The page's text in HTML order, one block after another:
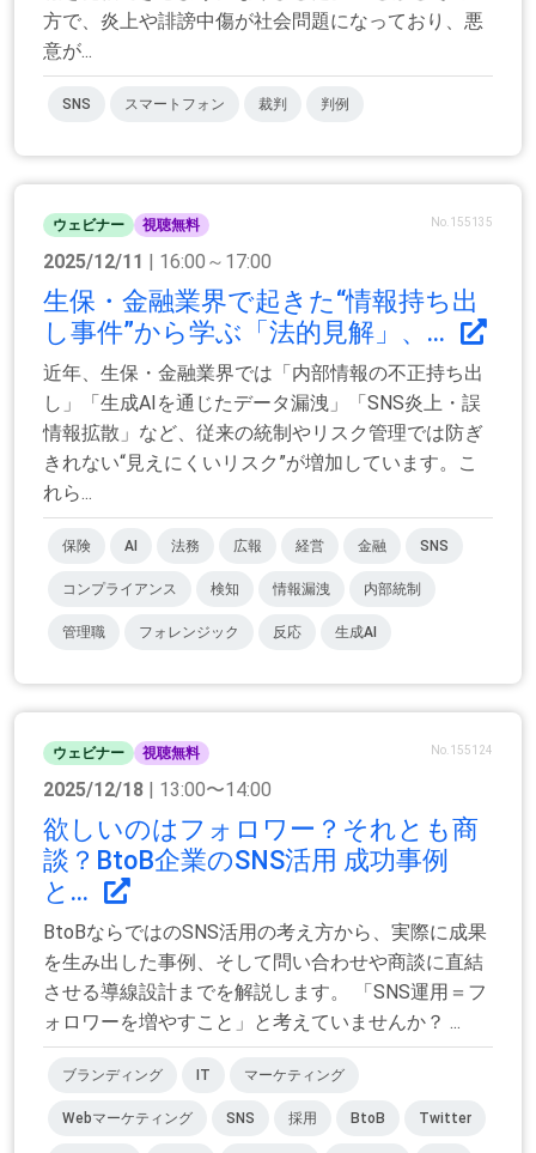
方で、炎上や誹謗中傷が社会問題になっており、悪
意が...
SNS スマートフォン 裁判 判例
ウェビナー 視聴無料 No.155135
2025/12/11 | 16:00～17:00
生保・金融業界で起きた“情報持ち出
し事件”から学ぶ「法的見解」、...
近年、生保・金融業界では「内部情報の不正持ち出
し」「生成AIを通じたデータ漏洩」「SNS炎上・誤
情報拡散」など、従来の統制やリスク管理では防ぎ
きれない“見えにくいリスク”が増加しています。こ
れら...
保険 AI 法務 広報 経営 金融 SNS
コンプライアンス 検知 情報漏洩 内部統制
管理職 フォレンジック 反応 生成AI
ウェビナー 視聴無料 No.155124
2025/12/18 | 13:00〜14:00
欲しいのはフォロワー？それとも商
談？BtoB企業のSNS活用 成功事例
と...
BtoBならではのSNS活用の考え方から、実際に成果
を生み出した事例、そして問い合わせや商談に直結
させる導線設計までを解説します。 「SNS運用＝フ
ォロワーを増やすこと」と考えていませんか？ ...
ブランディング IT マーケティング
Webマーケティング SNS 採用 BtoB Twitter